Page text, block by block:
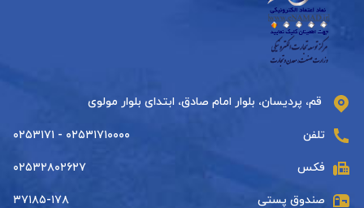
قم، پردیسان، بلوار امام صادق، ابتدای بلوار مولوی
تلفن ۰۲۵۳۱۷۱۰۰۰۰ - ۰۲۵۳۱۷۱
فکس ۰۲۵۳۲۸۰۲۶۲۷
صندوق پستی ۳۷۱۸۵-۱۷۸